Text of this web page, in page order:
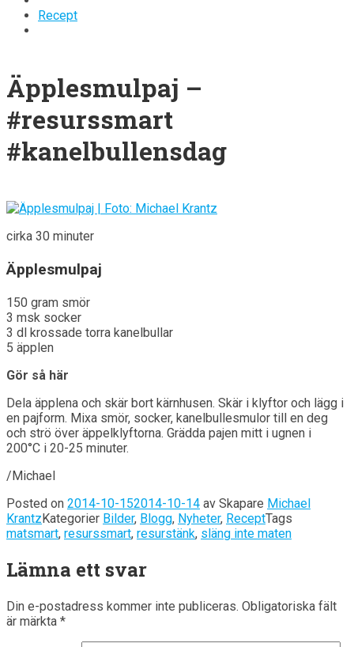
Recept
Äpplesmulpaj –
#resurssmart
#kanelbullensdag
cirka 30 minuter
Äpplesmulpaj
150 gram smör
3 msk socker
3 dl krossade torra kanelbullar
5 äpplen
Gör så här
Dela äpplena och skär bort kärnhusen. Skär i klyftor och lägg i
en pajform. Mixa smör, socker, kanelbullesmulor till en deg
och strö över äppelklyftorna. Grädda pajen mitt i ugnen i
200°C i 20-25 minuter.
/Michael
Posted on 2014-10-152014-10-14 av Skapare Michael
KrantzKategorier Bilder, Blogg, Nyheter, ReceptTags
matsmart, resurssmart, resurstänk, släng inte maten
Lämna ett svar
Din e-postadress kommer inte publiceras. Obligatoriska fält
är märkta *